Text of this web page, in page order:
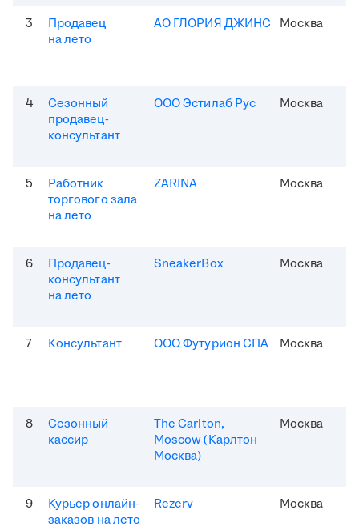
3
Продавец
на лето
АО ГЛОРИЯ ДЖИНС Москва
4
Сезонный
продавец-
консультант
ООО Эстилаб Рус Москва
5
Работник
торгового зала
на лето
ZARINA Москва
6
Продавец-
консультант
на лето
SneakerBox Москва
7 Консультант ООО Футурион СПА Москва
8
Сезонный
кассир
The Carlton,
Moscow (Карлтон
Москва)
Москва
9
Курьер онлайн-
заказов на лето
Rezerv Москва